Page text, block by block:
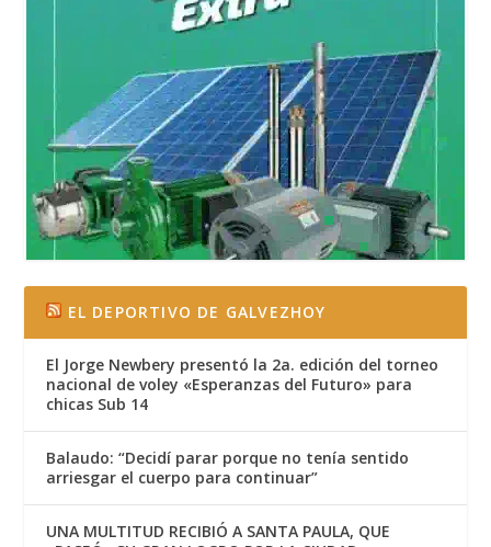
EL DEPORTIVO DE GALVEZHOY
El Jorge Newbery presentó la 2a. edición del torneo
nacional de voley «Esperanzas del Futuro» para
chicas Sub 14
Balaudo: “Decidí parar porque no tenía sentido
arriesgar el cuerpo para continuar”
UNA MULTITUD RECIBIÓ A SANTA PAULA, QUE